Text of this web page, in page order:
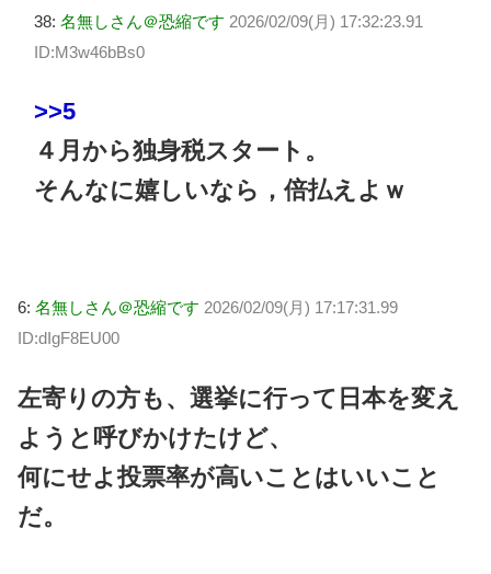
38: 名無しさん＠恐縮です 2026/02/09(月) 17:32:23.91
ID:M3w46bBs0
>>5
４月から独身税スタート。
そんなに嬉しいなら，倍払えよｗ
6: 名無しさん＠恐縮です 2026/02/09(月) 17:17:31.99
ID:dIgF8EU00
左寄りの方も、選挙に行って日本を変え
ようと呼びかけたけど、
何にせよ投票率が高いことはいいこと
だ。